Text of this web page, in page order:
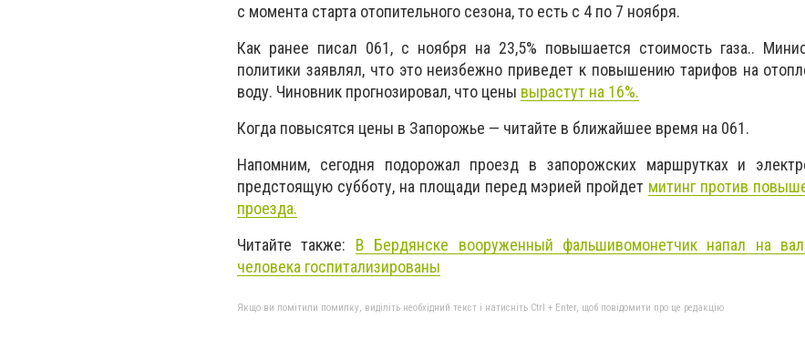
с момента старта отопительного сезона, то есть с 4 по 7 ноября.
Как ранее писал 061, с ноября на 23,5% повышается стоимость газа..
политики заявлял, что это неизбежно приведет к повышению тарифов на
воду. Чиновник прогнозировал, что цены вырастут на 16%.
Когда повысятся цены в Запорожье — читайте в ближайшее время на 061.
Напомним, сегодня подорожал проезд в запорожских маршрутках и
предстоящую субботу, на площади перед мэрией пройдет митинг против
проезда.
Читайте также: В Бердянске вооруженный фальшивомонетчик напал на
человека госпитализированы
Якщо ви помітили помилку, виділіть необхідний текст і натисніть Ctrl + Enter, щоб повідомити про це редакцію